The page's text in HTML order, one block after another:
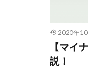
2020年
【マイ
説！